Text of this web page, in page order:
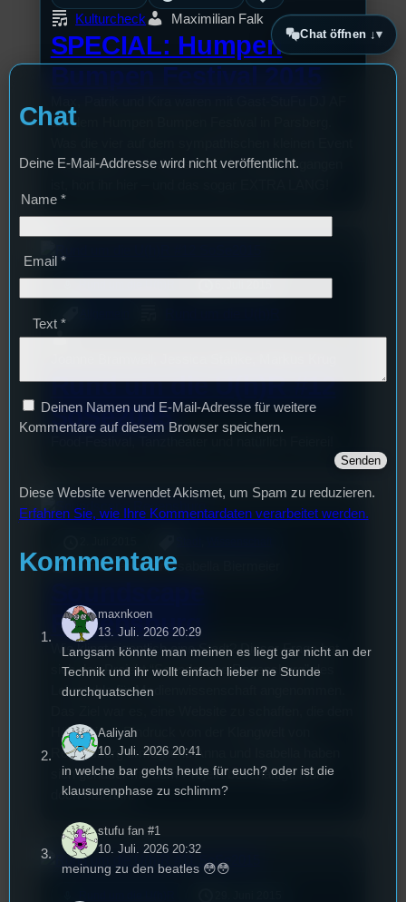
Kulturcheck
Maximilian Falk
SPECIAL: Humpen
Bumpen Festival 2015
auf dem Humpen Bumpen Festival in Parsberg.
erlebt haben und wie es ihnen im Sturm ergangen
Rund um die U(h)R #12
SoSe2015
Anna Parschan, Isabella Biermeier
Regensburg
Wie klingt eigentlich eine Stadt? Dieser Frage hat
sich das Projekt “Soundscape Regensburg” des
Lehrstuhls für Medienwissenschaft angenommen.
Hörer einen Eindruck von der Klangwelt von
Regensburg ermöglicht. Anna und Isabella haben
sich genauer mit dem Projekt beschäftigt. Hört
doch mal rein!
Chat öffnen ↓
Chat
Deine E-Mail-Addresse wird nicht veröffentlicht.
Name *
Email *
Text *
Deinen Namen und E-Mail-Adresse für weitere
Kommentare auf diesem Browser speichern.
Diese Website verwendet Akismet, um Spam zu reduzieren.
Erfahren Sie, wie Ihre Kommentardaten verarbeitet werden.
Kommentare
maxnkoen
13. Juli. 2026 20:29
Langsam könnte man meinen es liegt gar nicht an der
Technik und ihr wollt einfach lieber ne Stunde
durchquatschen
Aaliyah
10. Juli. 2026 20:41
in welche bar gehts heute für euch? oder ist die
klausurenphase zu schlimm?
stufu fan #1
10. Juli. 2026 20:32
meinung zu den beatles 😳😳